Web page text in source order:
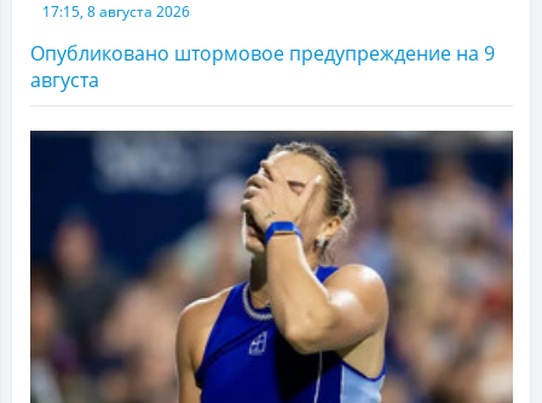
17:15, 8 августа 2026
Опубликовано штормовое предупреждение на 9
августа